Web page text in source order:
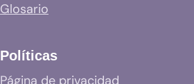
Glosario
Políticas